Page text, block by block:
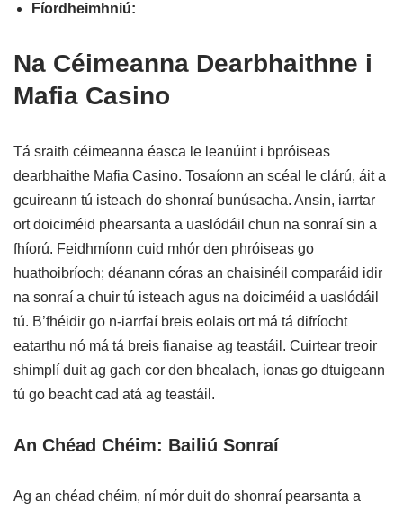
Fíordheimhniú:
Na Céimeanna Dearbhaithne i
Mafia Casino
Tá sraith céimeanna éasca le leanúint i bpróiseas
dearbhaithe Mafia Casino. Tosaíonn an scéal le clárú, áit a
gcuireann tú isteach do shonraí bunúsacha. Ansin, iarrtar
ort doiciméid phearsanta a uaslódáil chun na sonraí sin a
fhíorú. Feidhmíonn cuid mhór den phróiseas go
huathoibríoch; déanann córas an chaisinéil comparáid idir
na sonraí a chuir tú isteach agus na doiciméid a uaslódáil
tú. B’fhéidir go n-iarrfaí breis eolais ort má tá difríocht
eatarthu nó má tá breis fianaise ag teastáil. Cuirtear treoir
shimplí duit ag gach cor den bhealach, ionas go dtuigeann
tú go beacht cad atá ag teastáil.
An Chéad Chéim: Bailiú Sonraí
Ag an chéad chéim, ní mór duit do shonraí pearsanta a